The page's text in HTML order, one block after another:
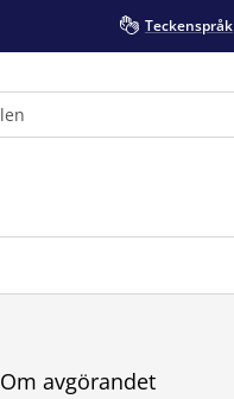
Teckenspråk
Om avgörandet